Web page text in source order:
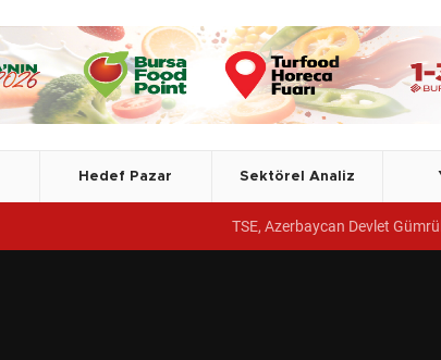
Hedef Pazar Sektörel Analiz
TSE, Azerbaycan Devlet Gümrük Komitesi Akademisine